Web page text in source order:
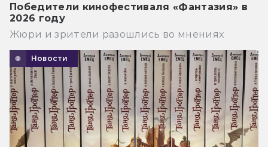
Победители кинофестиваля «Фантазия» в
2026 году
Жюри и зрители разошлись во мнениях
Новости